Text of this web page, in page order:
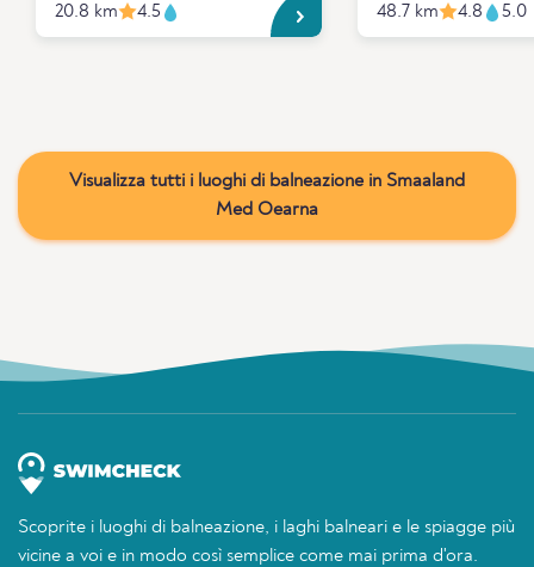
20.8 km 4.5 48.7 km 4.8 5.0
Visualizza tutti i luoghi di balneazione in Smaaland
Med Oearna
Scoprite i luoghi di balneazione, i laghi balneari e le spiagge più
vicine a voi e in modo così semplice come mai prima d'ora.